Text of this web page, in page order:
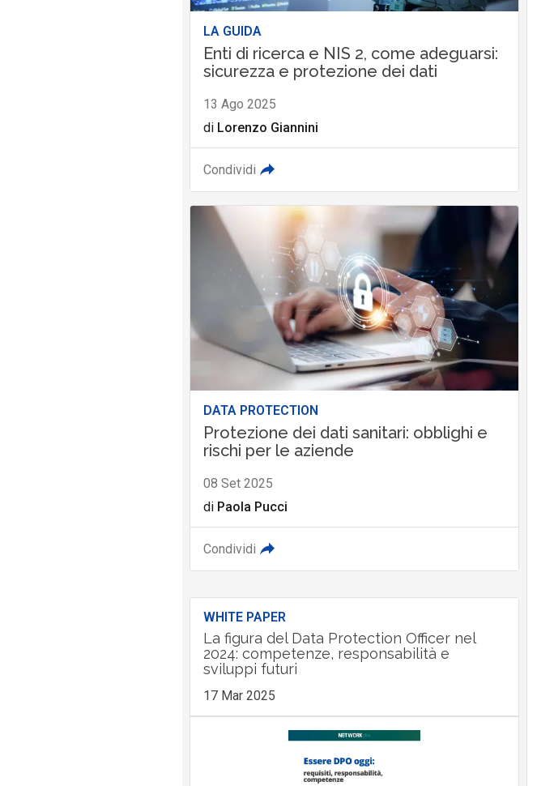
LA GUIDA
Enti di ricerca e NIS 2, come adeguarsi:
sicurezza e protezione dei dati
13 Ago 2025
di Lorenzo Giannini
Condividi
DATA PROTECTION
Protezione dei dati sanitari: obblighi e
rischi per le aziende
08 Set 2025
di Paola Pucci
Condividi
WHITE PAPER
La figura del Data Protection Officer nel
2024: competenze, responsabilità e
sviluppi futuri
17 Mar 2025